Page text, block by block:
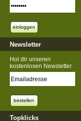
Newsletter
Hol dir unseren
kostenlosen Newsletter
Topklicks